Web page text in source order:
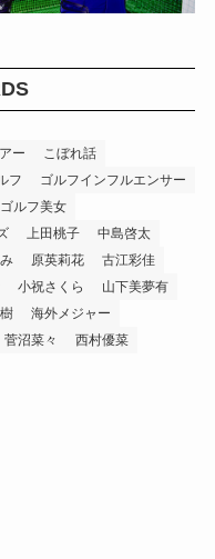
ー
こぼれ話
フ
ゴルフインフルエンサー
ゴルフ美女
上田桃子
中島啓太
原英莉花
古江彩佳
小祝さくら
山下美夢有
海外メジャー
菅沼菜々
西村優菜